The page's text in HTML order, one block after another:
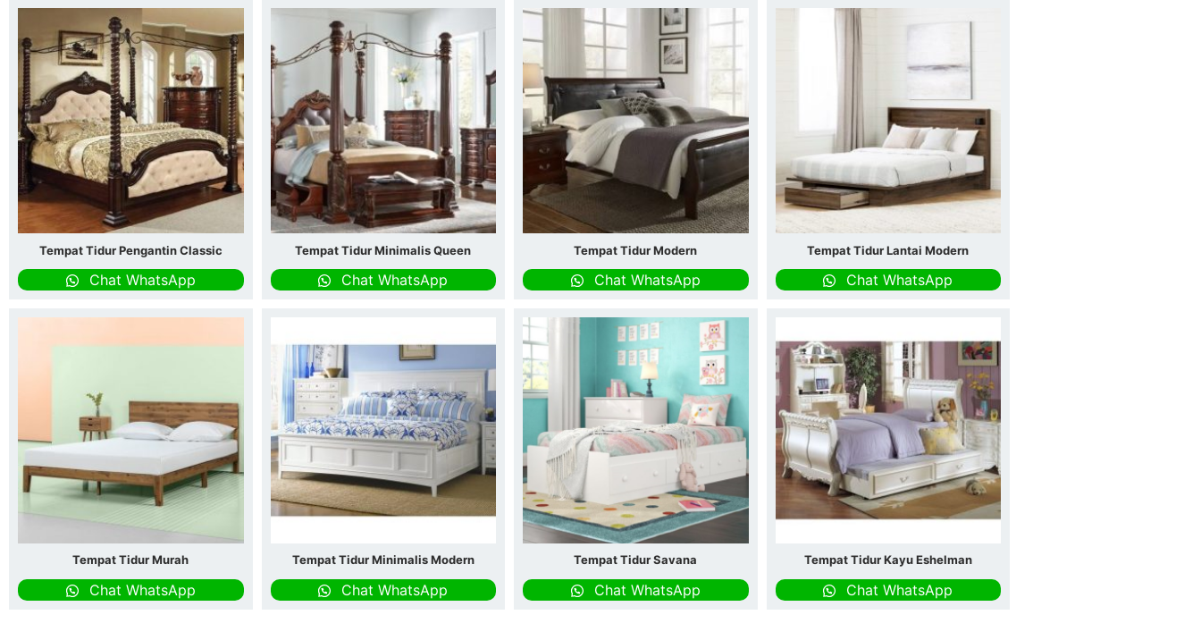
Tempat Tidur Pengantin Classic
Chat WhatsApp
Tempat Tidur Minimalis Queen
Chat WhatsApp
Tempat Tidur Modern
Chat WhatsApp
Tempat Tidur Lantai Modern
Chat WhatsApp
Tempat Tidur Murah
Chat WhatsApp
Tempat Tidur Minimalis Modern
Chat WhatsApp
Tempat Tidur Savana
Chat WhatsApp
Tempat Tidur Kayu Eshelman
Chat WhatsApp